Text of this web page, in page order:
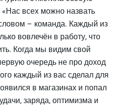
всех можно назвать
– команда. Каждый из
вовлечён в работу, что
Когда мы видим свой
очередь не про доход
каждый из вас сделал для
в магазинах и попал
заряда, оптимизма и